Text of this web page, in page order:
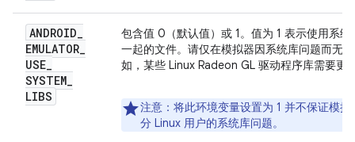
ANDROID_
EMULATOR_
USE_
SYSTEM_
LIBS
包含值 0（默认值）或 1。值为 1 表示使用系
一起的文件。请仅在模拟器因系统库问题而无
如，某些 Linux Radeon GL 驱动程序库需要更
注意 ：将此环境变量设置为 1 并不保证模
分 Linux 用户的系统库问题。